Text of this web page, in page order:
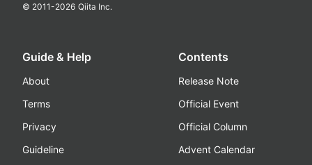
© 2011-2026 Qiita Inc.
Guide & Help
About
Terms
Privacy
Guideline
Contents
Release Note
Official Event
Official Column
Advent Calendar